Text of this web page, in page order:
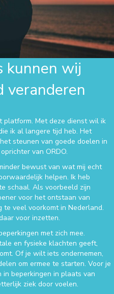
kunnen wij
veranderen
platform. Met deze dienst wil ik
ik al langere tijd heb. Het
steunen van goede doelen in
van ORDO.
bewust van wat mij echt
helpen. Ik heb
schaal. Als voorbeeld zijn
voor het ontstaan van
te veel voorkomt in Nederland.
voor inzetten.
met zich mee.
en fysieke klachten geeft,
Of je wilt iets ondernemen,
om ermee te starten. Voor je
beperkingen in plaats van
ziek door voelen.